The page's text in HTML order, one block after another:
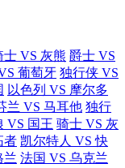
士 VS 灰熊 爵士 VS
葡萄牙 独行侠 VS
以色列 VS 摩尔多
兰 VS 马耳他 独行
VS 国王 骑士 VS 灰
者 凯尔特人 VS 快
兰 法国 VS 乌克兰